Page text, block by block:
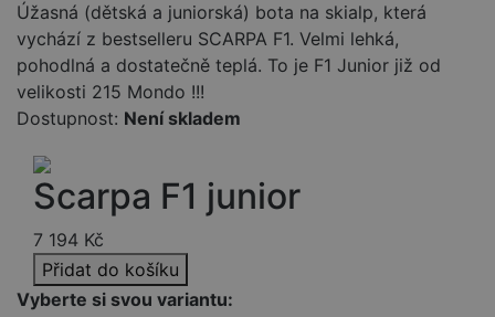
Úžasná (dětská a juniorská) bota na skialp, která
vychází z bestselleru SCARPA F1. Velmi lehká,
pohodlná a dostatečně teplá. To je F1 Junior již od
velikosti 215 Mondo !!!
Dostupnost: Není skladem
Scarpa F1 junior
7 194 Kč
Přidat do košíku
Vyberte si svou variantu: